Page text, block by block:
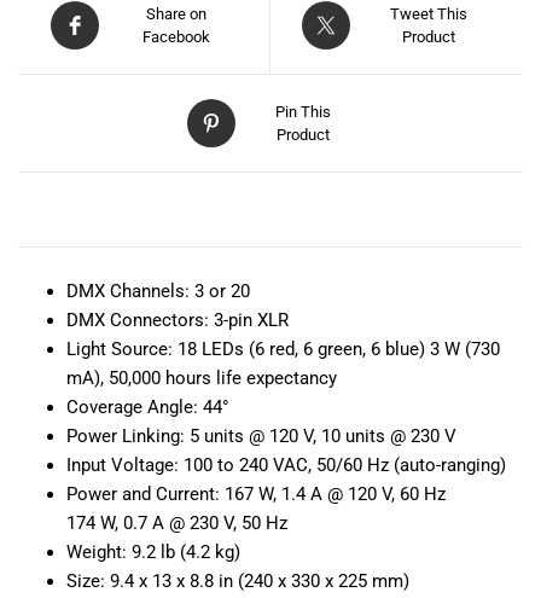
Share on
Facebook
Tweet This
Product
Pin This
Product
DMX Channels: 3 or 20
DMX Connectors: 3-pin XLR
Light Source: 18 LEDs (6 red, 6 green, 6 blue) 3 W (730
mA), 50,000 hours life expectancy
Coverage Angle: 44°
Power Linking: 5 units @ 120 V, 10 units @ 230 V
Input Voltage: 100 to 240 VAC, 50/60 Hz (auto-ranging)
Power and Current: 167 W, 1.4 A @ 120 V, 60 Hz
174 W, 0.7 A @ 230 V, 50 Hz
Weight: 9.2 lb (4.2 kg)
Size: 9.4 x 13 x 8.8 in (240 x 330 x 225 mm)